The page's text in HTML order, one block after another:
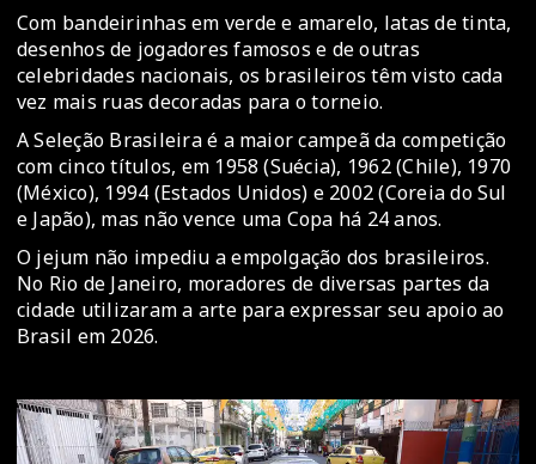
Com bandeirinhas em verde e amarelo, latas de tinta,
desenhos de jogadores famosos e de outras
celebridades nacionais, os brasileiros têm visto cada
vez mais ruas decoradas para o torneio.
A Seleção Brasileira é a maior campeã da competição
com cinco títulos, em 1958 (Suécia), 1962 (Chile), 1970
(México), 1994 (Estados Unidos) e 2002 (Coreia do Sul
e Japão), mas não vence uma Copa há 24 anos.
O jejum não impediu a empolgação dos brasileiros.
No Rio de Janeiro, moradores de diversas partes da
cidade utilizaram a arte para expressar seu apoio ao
Brasil em 2026.